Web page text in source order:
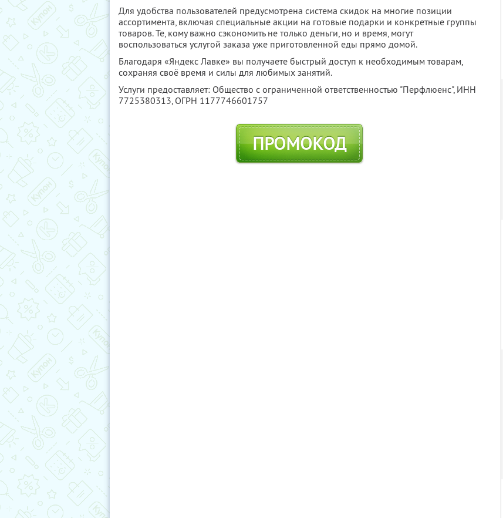
Для удобства пользователей предусмотрена система скидок на многие позиции
ассортимента, включая специальные акции на готовые подарки и конкретные группы
товаров. Те, кому важно сэкономить не только деньги, но и время, могут
воспользоваться услугой заказа уже приготовленной еды прямо домой.
Благодаря «Яндекс Лавке» вы получаете быстрый доступ к необходимым товарам,
сохраняя своё время и силы для любимых занятий.
Услуги предоставляет: Общество с ограниченной ответственностью "Перфлюенс", ИНН
7725380313, ОГРН 1177746601757
ПРОМОКОД